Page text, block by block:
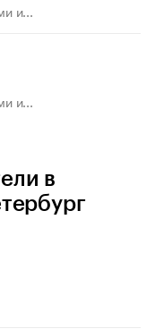
и...
и...
в